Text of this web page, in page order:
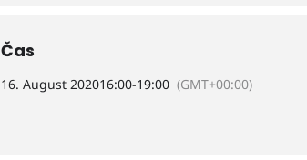
Čas
16. August 202016:00-19:00 (GMT+00:00)